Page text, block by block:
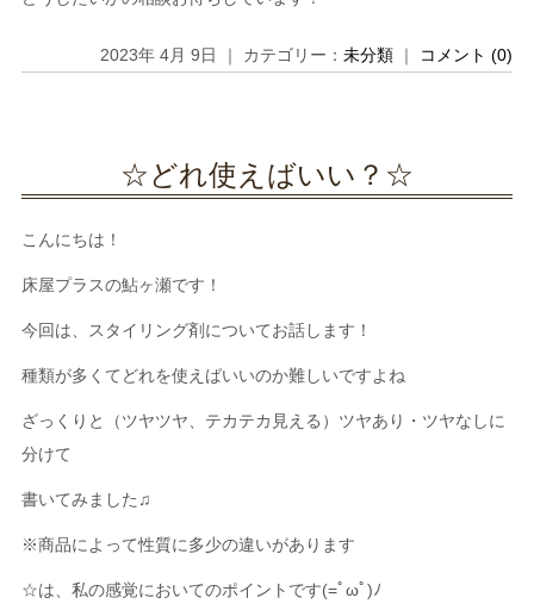
2023年 4月 9日 ｜ カテゴリー：未分類 ｜ コメント (0)
☆どれ使えばいい？☆
こんにちは！
床屋プラスの鮎ヶ瀬です！
今回は、スタイリング剤についてお話します！
種類が多くてどれを使えばいいのか難しいですよね
ざっくりと（ツヤツヤ、テカテカ見える）ツヤあり・ツヤなしに
分けて
書いてみました♫
※商品によって性質に多少の違いがあります
☆は、私の感覚においてのポイントです(=ﾟωﾟ)ﾉ